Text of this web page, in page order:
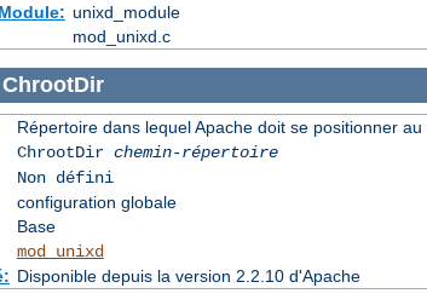
unixd_module
mod_unixd.c
ChrootDir
Répertoire dans lequel Apache doit se positionner
ChrootDir chemin-répertoire
Non défini
configuration globale
Base
mod_unixd
Disponible depuis la version 2.2.10 d'Apache